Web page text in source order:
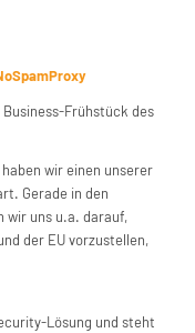
Frühstück des
wir einen unserer
Gerade in den
wir uns u.a. darauf,
der EU vorzustellen,
Lösung und steht